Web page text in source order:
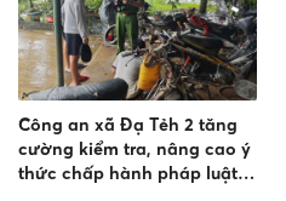
Công an xã Đạ Tẻh 2 tăng
cường kiểm tra, nâng cao ý
thức chấp hành pháp luật,